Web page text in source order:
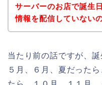
サーバーのお店で誕生
情報を配信していない
当たり前の話ですが、
５月、６月、夏だった